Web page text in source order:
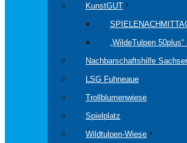
KunstGUT
„WildeTulpen
Nachbarschaftshilfe
LSG Fuhneaue
Trollblumenwiese
Spielplatz
Wildtulpen-Wiese